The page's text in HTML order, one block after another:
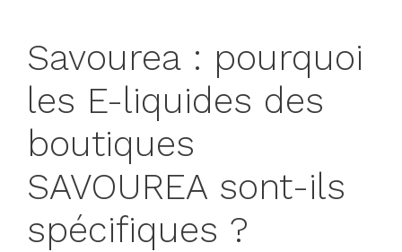
Savourea : pourquoi
les E-liquides des
boutiques
SAVOUREA sont-ils
spécifiques ?